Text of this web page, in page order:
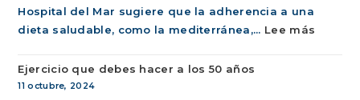
Hospital del Mar sugiere que la adherencia a una
dieta saludable, como la mediterránea,... Lee más
Ejercicio que debes hacer a los 50 años
11 octubre, 2024